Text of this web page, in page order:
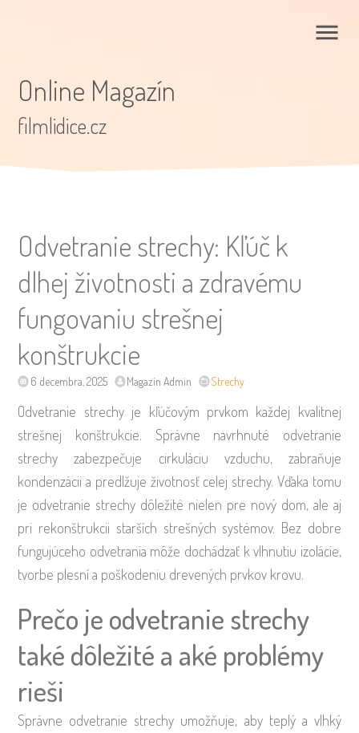
Online Magazín
filmlidice.cz
Odvetranie strechy: Kľúč k
dlhej životnosti a zdravému
fungovaniu strešnej
konštrukcie
6 decembra, 2025 Magazín Admin Strechy
Odvetranie strechy je kľúčovým prvkom každej kvalitnej
strešnej konštrukcie. Správne navrhnuté odvetranie
strechy zabezpečuje cirkuláciu vzduchu, zabraňuje
kondenzácii a predlžuje životnosť celej strechy. Vďaka tomu
je odvetranie strechy dôležité nielen pre nový dom, ale aj
pri rekonštrukcii starších strešných systémov. Bez dobre
fungujúceho odvetrania môže dochádzať k vlhnutiu izolácie,
tvorbe plesní a poškodeniu drevených prvkov krovu.
Prečo je odvetranie strechy
také dôležité a aké problémy
rieši
Správne odvetranie strechy umožňuje, aby teplý a vlhký